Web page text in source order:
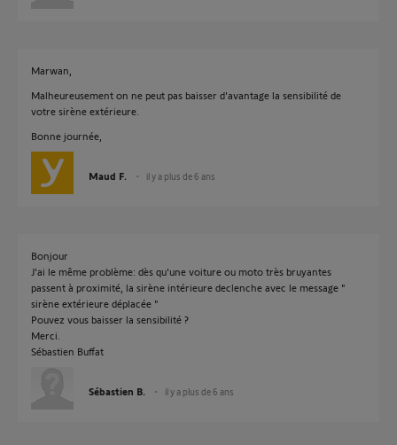
Marwan,
Malheureusement on ne peut pas baisser d'avantage la sensibilité de
votre sirène extérieure.
Bonne journée,
Maud F. il y a plus de 6 ans
Bonjour
J'ai le même problème: dès qu'une voiture ou moto très bruyantes
passent à proximité, la sirène intérieure declenche avec le message "
sirène extérieure déplacée "
Pouvez vous baisser la sensibilité ?
Merci.
Sébastien Buffat
Sébastien B. il y a plus de 6 ans